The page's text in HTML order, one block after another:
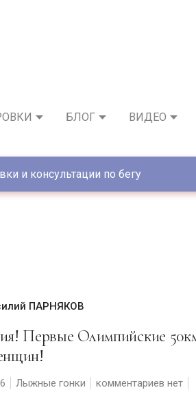
БЛОГ ВИДЕО
и консультации по бегу
ПАРНЯКОВ
Лыжные гонки
комментариев нет